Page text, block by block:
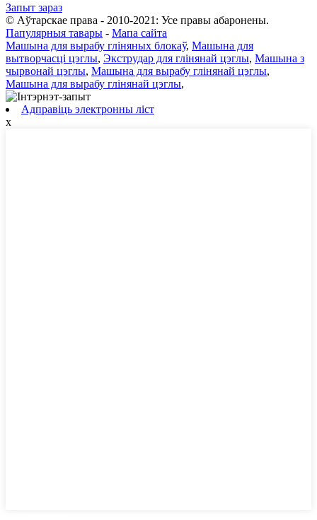
Запыт зараз
© Аўтарскае права - 2010-2021: Усе правы абаронены.
Папулярныя тавары - Мапа сайта
Машына для вырабу гліняных блокаў, Машына для
вытворчасці цэглы, Экструдар для глінянай цэглы, Машына з
чырвонай цэглы, Машына для вырабу глінянай цэглы,
Машына для вырабу глінянай цэглы,
Адправіць электронны ліст
x